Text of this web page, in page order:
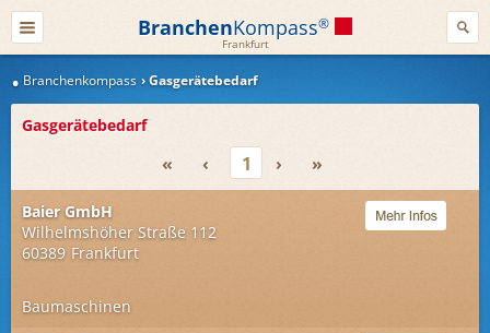
BranchenKompass®
Frankfurt
Branchenkompass Gasgerätebedarf
Gasgerätebedarf
« ‹ 1 › »
Baier GmbH
Wilhelmshöher Straße 112
60389 Frankfurt
Baumaschinen